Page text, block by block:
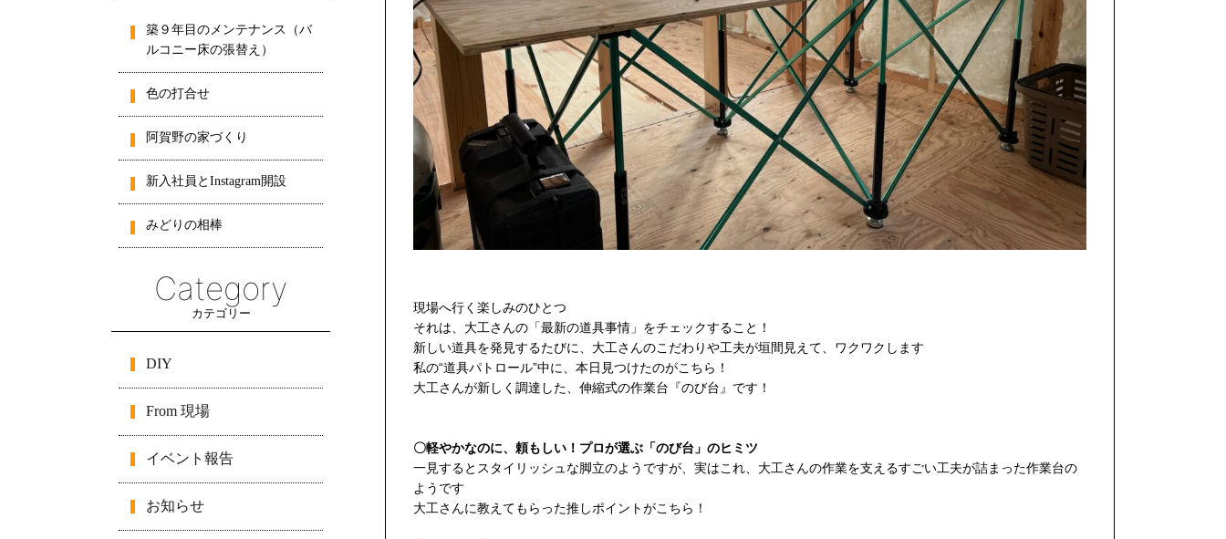
築９年目のメンテナンス（バ
ルコニー床の張替え）
色の打合せ
阿賀野の家づくり
新入社員とInstagram開設
みどりの相棒
Category
カテゴリー
DIY
From 現場
イベント報告
お知らせ
現場へ行く楽しみのひとつ
それは、大工さんの「最新の道具事情」をチェックすること！
新しい道具を発見するたびに、大工さんのこだわりや工夫が垣間見えて、ワクワクします
私の“道具パトロール”中に、本日見つけたのがこちら！
大工さんが新しく調達した、伸縮式の作業台『のび台』です！
〇軽やかなのに、頼もしい！プロが選ぶ「のび台」のヒミツ
一見するとスタイリッシュな脚立のようですが、実はこれ、大工さんの作業を支えるすごい工夫が詰まった作業台の
ようです
大工さんに教えてもらった推しポイントがこちら！